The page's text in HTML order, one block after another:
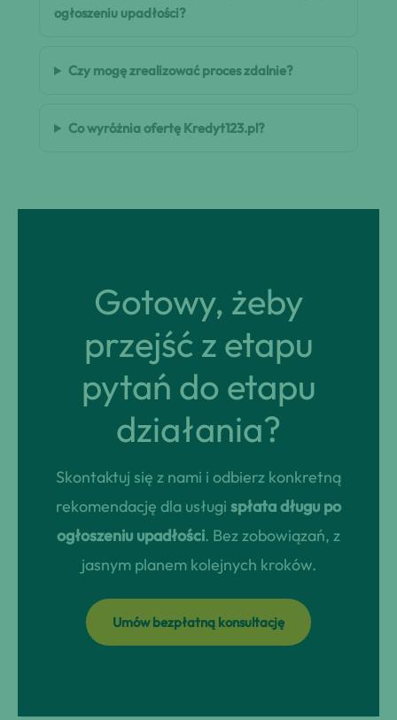
ogłoszeniu upadłości?
Czy mogę zrealizować proces zdalnie?
Co wyróżnia ofertę Kredyt123.pl?
Gotowy, żeby
przejść z etapu
pytań do etapu
działania?
Skontaktuj się z nami i odbierz konkretną
rekomendację dla usługi spłata długu po
ogłoszeniu upadłości. Bez zobowiązań, z
jasnym planem kolejnych kroków.
Umów bezpłatną konsultację